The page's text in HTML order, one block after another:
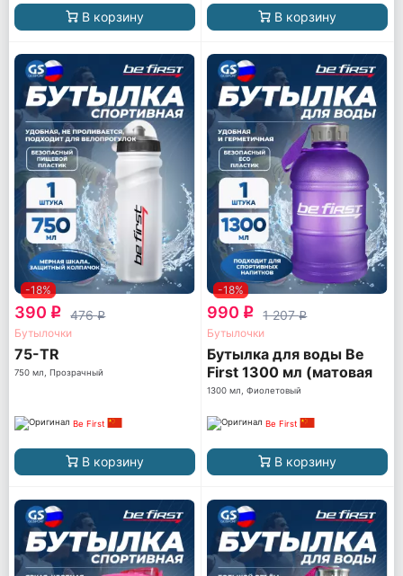
В корзину В корзину
-18%
390 q 476q
Бутылочки
75-TR
750 мл, Прозрачный
Be First
В корзину
-18%
990 q 1 207q
Бутылочки
Бутылка для воды Be
First 1300 мл (матовая
TS1300-FOROST)
1300 мл, Фиолетовый
Be First
В корзину